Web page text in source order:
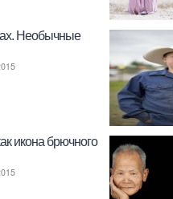
Необычные
икона брючного